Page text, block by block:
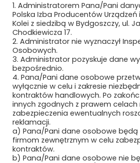
KYOSAN EUROPE SP. Z O.O
KZN BIEŻANÓW –
NAWIERZCHNIOWE
O.O.
KZN RAIL SP. Z O.O.
KZN SWITCHER SP. Z O.O.
LACROIX
LANKWITZER POLSKA SP. Z
LAPP KABEL SP. Z O.O.
1. Administratorem Pana/Pani
Polska Izba Producentów Urządzeń i
Kolei z siedzibą w Bydgoszczy, ul.
Chodkiewicza 17.
2. Administrator nie wyznaczył
Osobowych.
3. Administrator pozyskuje dane
bezpośrednio.
4. Pana/Pani dane osobowe
wyłącznie w celu i zakresie
kontraktów handlowych. Po
innych zgodnych z prawem celach
zabezpieczenia ewentualnych
reklamacji.
a) Pana/Pani dane osobowe będą
firmom zewnętrznym w celu
kontraktów.
b) Pana/Pani dane osobowe nie